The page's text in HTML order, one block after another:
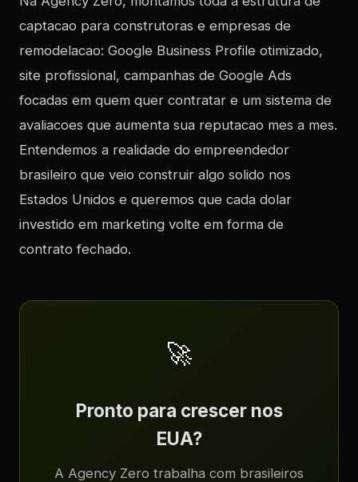
captacao para construtoras e empresas de
remodelacao: Google Business Profile otimizado,
site profissional, campanhas de Google Ads
focadas em quem quer contratar e um sistema de
avaliacoes que aumenta sua reputacao mes a mes.
Entendemos a realidade do empreendedor
brasileiro que veio construir algo solido nos
Estados Unidos e queremos que cada dolar
investido em marketing volte em forma de
contrato fechado.
🚀
Pronto para crescer nos
EUA?
A Agency Zero trabalha com brasileiros